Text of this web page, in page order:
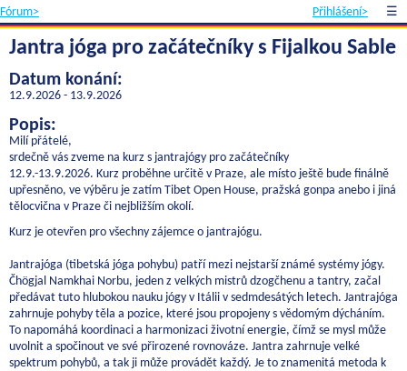
Fórum> Přihlášení> ☰
Jantra jóga pro začátečníky s Fijalkou Sable
Datum konání:
12.9.2026 - 13.9.2026
Popis:
Milí přátelé,
srdečně vás zveme na kurz s jantrajógy pro začátečníky
12.9.-13.9.2026. Kurz proběhne určitě v Praze, ale místo ještě bude finálně
upřesněno, ve výběru je zatím Tibet Open House, pražská gonpa anebo i jiná
tělocvična v Praze či nejbližším okolí.
Kurz je otevřen pro všechny zájemce o jantrajógu.
Jantrajóga (tibetská jóga pohybu) patří mezi nejstarší známé systémy jógy.
Čhögjal Namkhai Norbu, jeden z velkých mistrů dzogčhenu a tantry, začal
předávat tuto hlubokou nauku jógy v Itálii v sedmdesátých letech. Jantrajóga
zahrnuje pohyby těla a pozice, které jsou propojeny s vědomým dýcháním.
To napomáhá koordinaci a harmonizaci životní energie, čímž se mysl může
uvolnit a spočinout ve své přirozené rovnováze. Jantra zahrnuje velké
spektrum pohybů, a tak ji může provádět každý. Je to znamenitá metoda k